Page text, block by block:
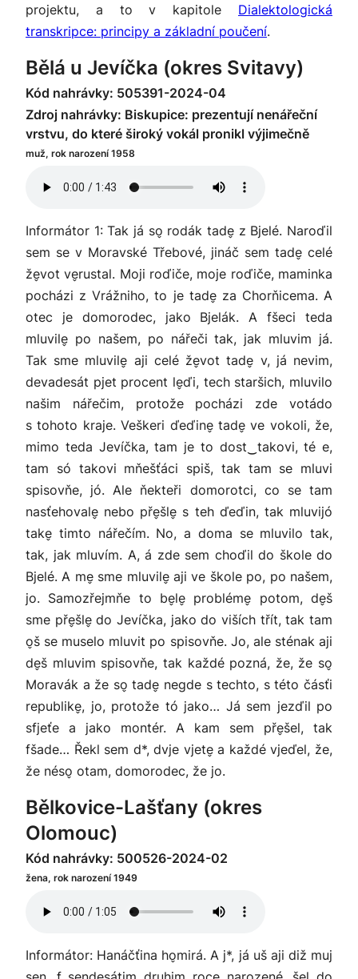
projektu, a to v kapitole Dialektologická
transkripce: principy a základní poučení.
Bělá u Jevíčka (okres Svitavy)
Kód nahrávky: 505391-2024-04
Zdroj nahrávky: Biskupice: prezentují nenářeční
vrstvu, do které široký vokál pronikl výjimečně
muž, rok narození 1958
Informátor 1: Tak já so̬ rodák tade̬ z Bjelé. Naroďil
sem se v Moravské Třebové, jináč sem tade̬ celé
že̬vot ve̬rustal. Moji roďiče, moje roďiče, maminka
pocházi z Vrážniho, to je tade̬ za Chorňicema. A
otec je domorodec, jako Bjelák. A fšeci teda
mluvile̬ po našem, po nářeči tak, jak mluvim já.
Tak sme mluvile̬ aji celé že̬vot tade̬ v, já nevim,
devadesát pjet procent le̬ďi, tech staršich, mluvilo
našim nářečim, protože pocházi zde votádo
s tohoto kraje. Veškeri ďeďine̬ tade̬ ve vokoli, že,
mimo teda Jevíčka, tam je to dost‿takovi, té e,
tam só takovi mňešťáci spiš, tak tam se mluvi
spisovňe, jó. Ale ňekteři domorotci, co se tam
nasťehovale̬ nebo pře̬šle̬ s teh ďeďin, tak mluvijó
take̬ timto nářečím. No, a doma se mluvilo tak,
tak, jak mluvím. A, á zde sem choďil do škole do
Bjelé. A me̬ sme mluvile̬ aji ve škole po, po našem,
jo. Samozřejmňe to be̬le̬ probléme̬ potom, de̬š
sme pře̬šle̬ do Jevíčka, jako do viších třít, tak tam
o̬š se muselo mluvit po spisovňe. Jo, ale sténak aji
de̬š mluvim spisovňe, tak každé pozná, že, že so̬
Moravák a že so̬ tade̬ negde s techto, s této čásťi
republike̬, jo, protože tó jako… Já sem jezďil po
sfjeťe a jako montér. A kam sem pře̬šel, tak
fšade… Řekl sem d*, dvje vjete̬ a každé vjeďel, že,
že néso̬ otam, domorodec, že jo.
Bělkovice-Lašťany (okres
Olomouc)
Kód nahrávky: 500526-2024-02
žena, rok narození 1949
Informátor: Hanáčťina ho̬mirá. A j*, já uš aji diž muj